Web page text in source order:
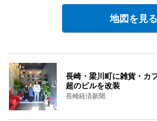
地図を見る
長崎・梁川町に雑貨・カ
超のビルを改装
長崎経済新聞